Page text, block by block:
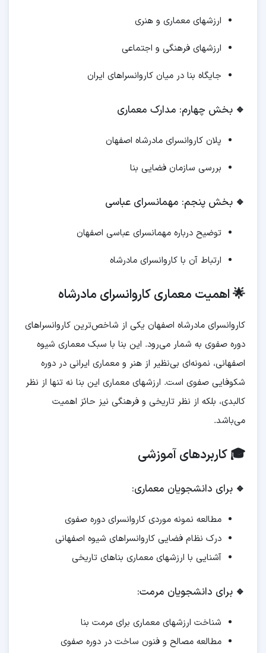
ارزشهای معماری و هنری
ارزشهای فرهنگی و اجتماعی
جایگاه بنا در میان کاروانسراهای ایران
🔹 بخش چهارم: مدارک معماری
پلان کاروانسرای مادرشاه اصفهان
بررسی سازمان فضایی بنا
🔹 بخش پنجم: مهمانسرای عباسی
توضیح درباره مهمانسرای عباسی اصفهان
ارتباط آن با کاروانسرای مادرشاه
🌟 اهمیت معماری کاروانسرای مادرشاه
کاروانسرای مادرشاه اصفهان یکی از شاخص‌ترین کاروانسراهای
دوره صفوی به شمار می‌رود. این بنا با سبک معماری شیوه
اصفهانی، نمونه‌ای بی‌نظیر از هنر و معماری ایرانی در دوره
شکوفایی صفوی است. ارزشهای معماری این بنا نه تنها از نظر
کالبدی، بلکه از نظر تاریخی و فرهنگی نیز حائز اهمیت
می‌باشد.
🎓 کاربردهای آموزشی
🔹 برای دانشجویان معماری:
مطالعه نمونه موردی کاروانسرای دوره صفوی
درک نظام فضایی کاروانسراهای شیوه اصفهانی
آشنایی با ارزشهای معماری بناهای تاریخی
🔹 برای دانشجویان مرمت:
شناخت ارزشهای معماری برای مرمت بنا
مطالعه مصالح و فنون ساخت در دوره صفوی